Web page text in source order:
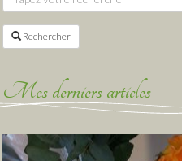
Rechercher
Mes derniers articles